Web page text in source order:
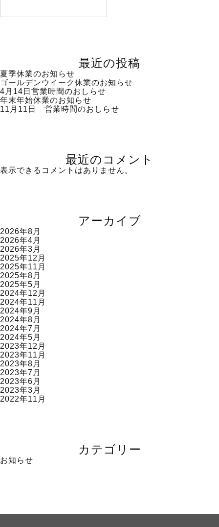
最近の投稿
夏季休業のお知らせ
ゴールデンウイーク休業のお知らせ
4月14日営業時間のおしらせ
年末年始休業のお知らせ
11月11日 営業時間のおしらせ
最近のコメント
表示できるコメントはありません。
アーカイブ
2026年8月
2026年4月
2026年3月
2025年12月
2025年11月
2025年8月
2025年5月
2024年12月
2024年11月
2024年9月
2024年8月
2024年7月
2024年5月
2023年12月
2023年11月
2023年8月
2023年7月
2023年6月
2023年3月
2022年11月
カテゴリー
お知らせ